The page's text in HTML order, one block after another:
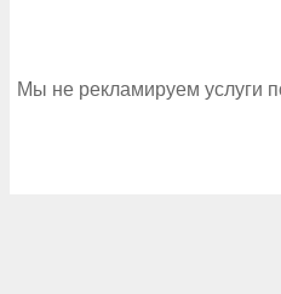
Мы не рекламируем услуги